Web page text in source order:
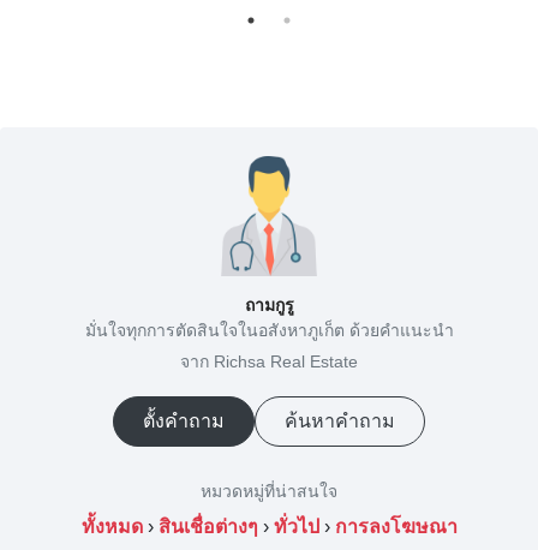
ถามกูรู
มั่นใจทุกการตัดสินใจในอสังหาภูเก็ต ด้วยคำแนะนำ
จาก Richsa Real Estate
ตั้งคำถาม ค้นหาคำถาม
หมวดหมู่ที่น่าสนใจ
ทั้งหมด› สินเชื่อต่างๆ › ทั่วไป › การลงโฆษณา